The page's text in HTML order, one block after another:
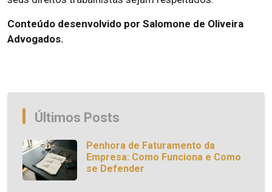
Conteúdo desenvolvido por Salomone de Oliveira
Advogados.
Últimos Posts
Penhora de Faturamento da
Empresa: Como Funciona e Como
se Defender